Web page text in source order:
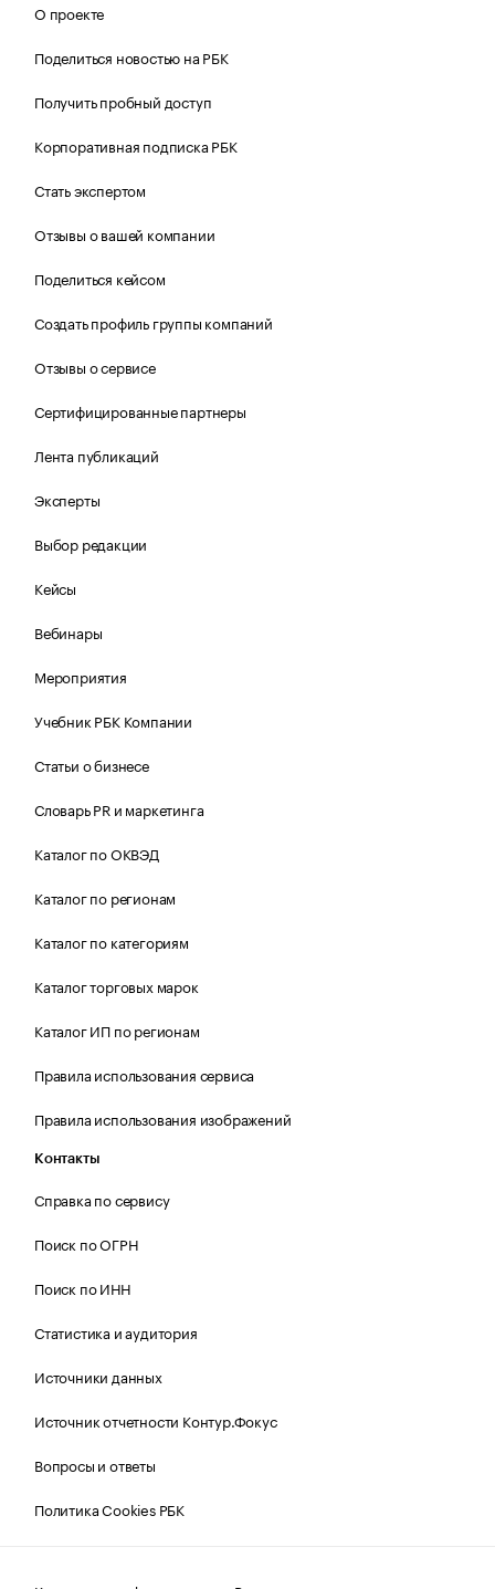
О проекте
Поделиться новостью на РБК
Получить пробный доступ
Корпоративная подписка РБК
Стать экспертом
Отзывы о вашей компании
Поделиться кейсом
Создать профиль группы компаний
Отзывы о сервисе
Сертифицированные партнеры
Лента публикаций
Эксперты
Выбор редакции
Кейсы
Вебинары
Мероприятия
Учебник РБК Компании
Статьи о бизнесе
Словарь PR и маркетинга
Каталог по ОКВЭД
Каталог по регионам
Каталог по категориям
Каталог торговых марок
Каталог ИП по регионам
Правила использования сервиса
Правила использования изображений
Контакты
Справка по сервису
Поиск по ОГРН
Поиск по ИНН
Статистика и аудитория
Источники данных
Источник отчетности Контур.Фокус
Вопросы и ответы
Политика Cookies РБК